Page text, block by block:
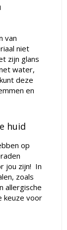
van
niet
zijn glans
water,
deze
en
huid
op
jou zijn! In
zoals
allergische
keuze voor